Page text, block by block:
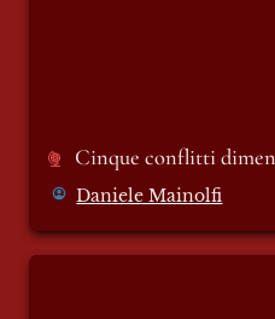
Cinque conflitti
Daniele Mainolfi